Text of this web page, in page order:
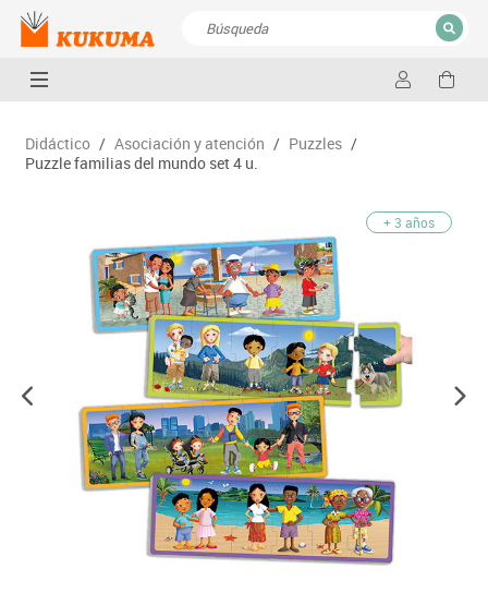
CERRAR
Didáctico / Asociación y atención / Puzzles /
Puzzle familias del mundo set 4 u.
+ 3 años